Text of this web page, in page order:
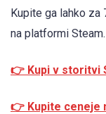
Kupite ga lahko za
na platformi Steam.
👉 Kupi v storitvi
👉 Kupite ceneje